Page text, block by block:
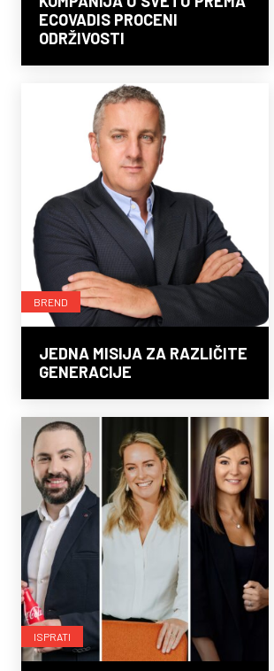
ECOVADIS PROCENI
ODRŽIVOSTI
BREND
JEDNA MISIJA ZA RAZLIČITE
GENERACIJE
ISPRATI